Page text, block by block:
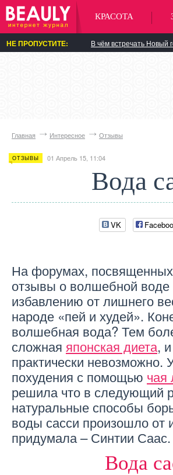
КРАСОТА
НЕ ПРОПУСТИТЕ: В чём встречать Новый
Главная Интересное Отзывы
ОТЗЫВЫ 01 Апрель 15, 11:04
Вода
VK
На форумах, посвященных
отзывы о волшебной воде
избавлению от лишнего
народе «пей и худей».
волшебная вода? Тем
сложная японская диета,
практически
похудения с помощью чая
решила что в следующий
натуральные способы
воды сасси произошло
придумала – Синтии Саас.
Вода